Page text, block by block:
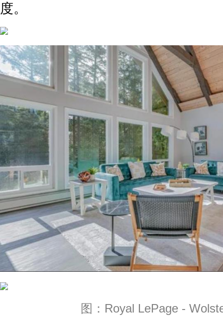
度。
图：Royal LePage -